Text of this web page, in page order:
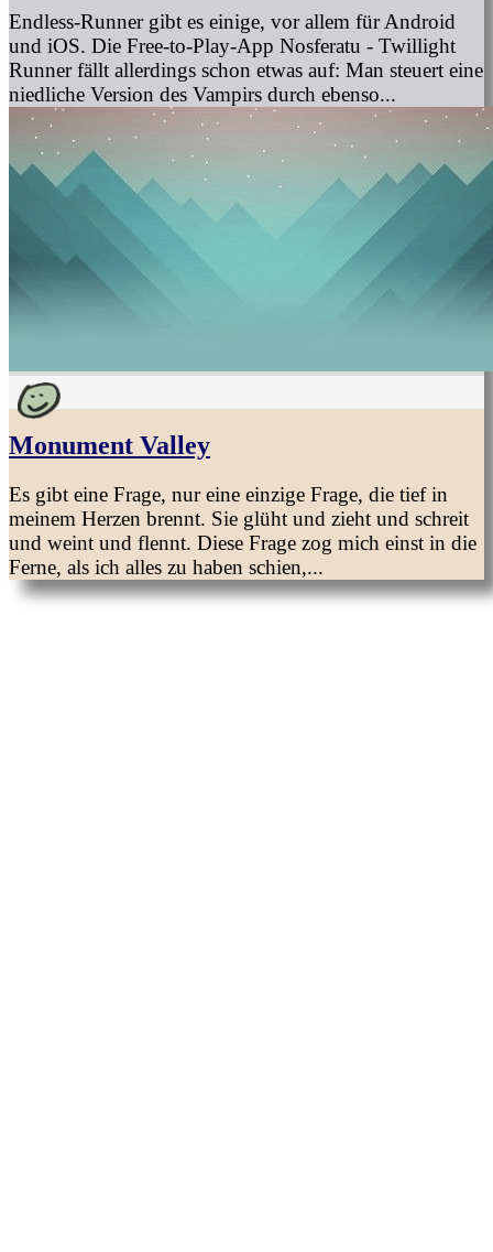
Endless-Runner gibt es einige, vor allem für Android
und iOS. Die Free-to-Play-App Nosferatu - Twillight
Runner fällt allerdings schon etwas auf: Man steuert eine
niedliche Version des Vampirs durch ebenso...
Monument Valley
Es gibt eine Frage, nur eine einzige Frage, die tief in
meinem Herzen brennt. Sie glüht und zieht und schreit
und weint und flennt. Diese Frage zog mich einst in die
Ferne, als ich alles zu haben schien,...